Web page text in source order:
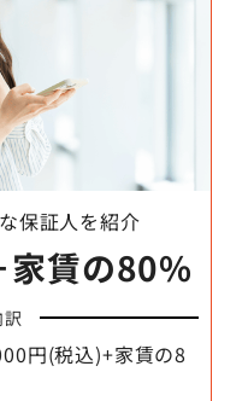
保証人を紹介
家賃の80%
円(税込)+家賃の8